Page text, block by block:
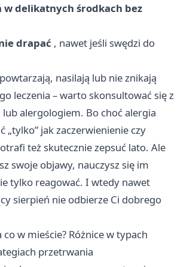
delikatnych środkach bez
drapać , nawet jeśli swędzi do
nasilają lub nie znikają
leczenia – warto skonsultować się z
alergologiem. Bo choć alergia
„tylko” jak zaczerwienienie czy
też skutecznie zepsuć lato. Ale
swoje objawy, nauczysz się im
tylko reagować. I wtedy nawet
sierpień nie odbierze Ci dobrego
co w mieście? Różnice w typach
przetrwania